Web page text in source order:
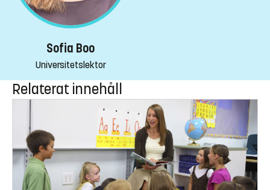
Sofia Boo
Universitetslektor
Relaterat innehåll